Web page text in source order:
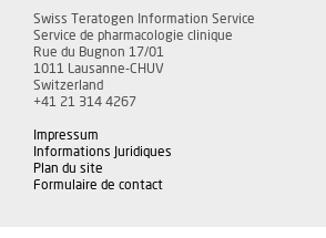
Swiss Teratogen Information Service
Service de pharmacologie clinique
Rue du Bugnon 17/01
1011 Lausanne-CHUV
Switzerland
+41 21 314 4267
Impressum
Informations Juridiques
Plan du site
Formulaire de contact